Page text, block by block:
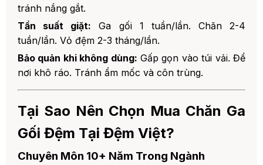
tránh nắng gắt.
Tần suất giặt: Ga gối 1 tuần/lần. Chăn 2-4
tuần/lần. Vỏ đệm 2-3 tháng/lần.
Bảo quản khi không dùng: Gấp gọn vào túi vải. Để
nơi khô ráo. Tránh ẩm mốc và côn trùng.
Tại Sao Nên Chọn Mua Chăn Ga
Gối Đệm Tại Đệm Việt?
Chuyên Môn 10+ Năm Trong Ngành